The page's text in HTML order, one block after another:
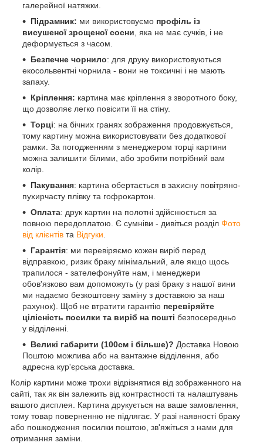
галерейної натяжки.
Підрамник: ми використовуємо профіль із
висушеної зрощеної сосни, яка не має сучків, і не
деформується з часом.
Безпечне чорнило: для друку використовуються
екосольвентні чорнила - вони не токсичні і не мають
запаху.
Кріплення: картина має кріплення з зворотного боку,
що дозволяє легко повісити її на стіну.
Торці: на бічних гранях зображення продовжується,
тому картину можна використовувати без додаткової
рамки. За погодженням з менеджером торці картини
можна залишити білими, або зробити потрібний вам
колір.
Пакування: картина обертається в захисну повітряно-
пухирчасту плівку та гофрокартон.
Оплата: друк картин на полотні здійснюється за
повною передоплатою. Є сумніви - дивіться розділ Фото
від клієнтів та Відгуки.
Гарантія: ми перевіряємо кожен виріб перед
відправкою, ризик браку мінімальний, але якщо щось
трапилося - зателефонуйте нам, і менеджери
обов'язково вам допоможуть (у разі браку з нашої вини
ми надаємо безкоштовну заміну з доставкою за наш
рахунок). Щоб не втратити гарантію перевіряйте
цілісність посилки та виріб на пошті безпосередньо
у відділенні.
Великі габарити (100см і більше)? Доставка Новою
Поштою можлива або на вантажне відділення, або
адресна кур'єрська доставка.
Колір картини може трохи відрізнятися від зображенного на
сайті, так як він залежить від контрастності та налаштувань
вашого дисплея. Картина друкується на ваше замовлення,
тому товар поверненню не підлягає. У разі наявності браку
або пошкодження посилки поштою, зв'яжіться з нами для
отримання заміни.